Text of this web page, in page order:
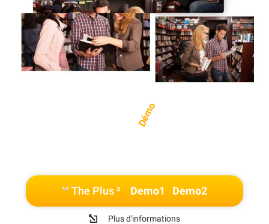
Démo
The Plus ² Demo1 Demo2
Plus d'informations